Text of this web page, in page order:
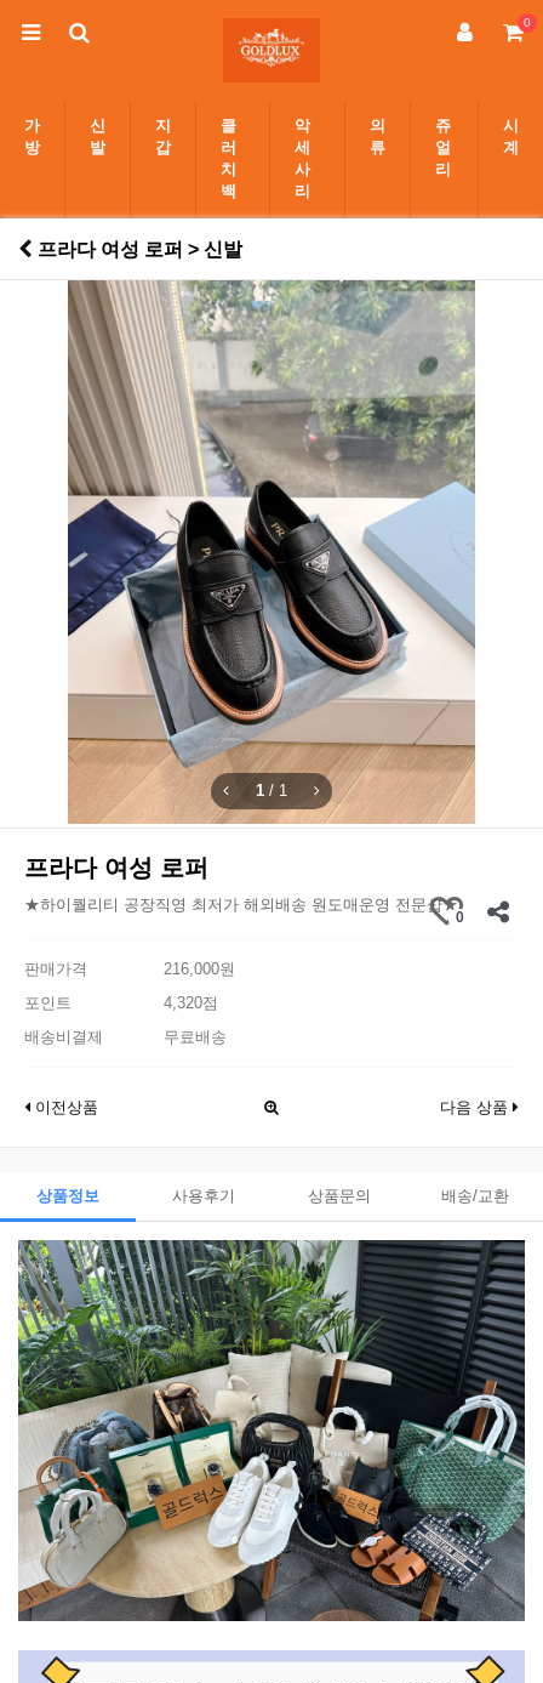
0
가
방
신
발
지
갑
클
러
치
백
악
세
사
리
의
류
쥬
얼
리
시
계
프라다 여성 로퍼 > 신발
1 / 1
프라다 여성 로퍼
★하이퀄리티 공장직영 최저가 해외배송 원도매운영 전문샵★
0
판매가격
216,000원
포인트
4,320점
배송비결제
무료배송
이전상품 다음 상품
상품정보 사용후기 상품문의 배송/교환